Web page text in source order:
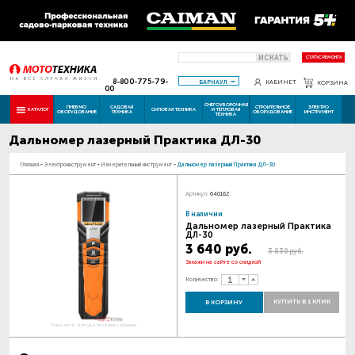
ИСКАТЬ СТАТУС РЕМОНТА
8-800-775-79-
00
БАРНАУЛ КАБИНЕТ КОРЗИНА
КАТАЛОГ ПНЕВМО
ОБОРУДОВАНИЕ
САДОВАЯ
ТЕХНИКА СИЛОВАЯ ТЕХНИКА
СНЕГОУБОРОЧНАЯ
И ТЕПЛОВАЯ
ТЕХНИКА
СТРОИТЕЛЬНОЕ
ОБОРУДОВАНИЕ
ЭЛЕКТРО
ИНСТРУМЕНТ
Дальномер лазерный Практика ДЛ-30
Главная - Электроинструмент - Измерительный инструмент - Дальномер лазерный Практика ДЛ-30
Наведите для увеличения картинки
Артикул: 640162
В наличии
Дальномер лазерный Практика
ДЛ-30
3 640 руб. 3 830 руб.
Закажи на сайте со скидкой
Количество:
В КОРЗИНУ КУПИТЬ В 1 КЛИК